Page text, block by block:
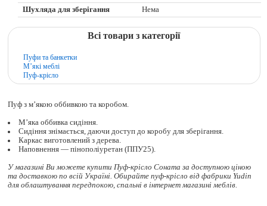
Шухляда для зберігання
Нема
Всі товари з категорії
Пуфи та банкетки
М’які меблі
Пуф-крісло
Пуф з м’якою оббивкою та коробом.
М’яка оббивка сидіння.
Сидіння знімається, даючи доступ до коробу для зберігання.
Каркас виготовлений з дерева.
Наповнення — пінополіуретан (ППУ25).
У магазині Ви можете купити Пуф-крісло Соната за доступною ціною
та доставкою по всій Україні. Обирайте пуф-крісловід фабрики Yudin
для облаштування передпокою, спальні в інтернет магазині меблів.